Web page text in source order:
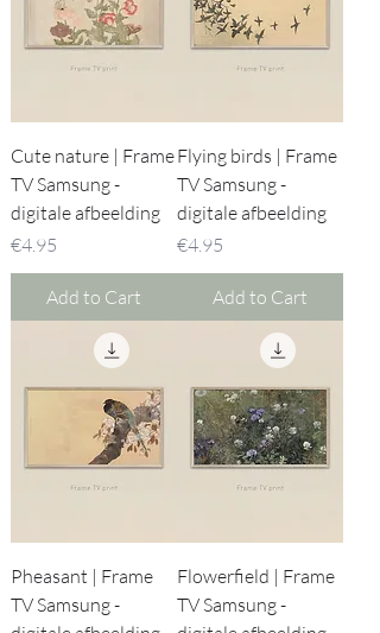
Cute nature | Frame
TV Samsung -
digitale afbeelding
Price
€4.95
Add to Cart
Flying birds | Frame
TV Samsung -
digitale afbeelding
Price
€4.95
Add to Cart
Pheasant | Frame
TV Samsung -
Flowerfield | Frame
TV Samsung -